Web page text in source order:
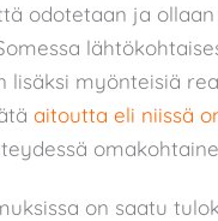
odotetaan ja
lisäksi myönteisiä
aitoutta eli niissä
on saatu